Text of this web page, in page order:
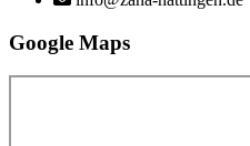
Google Maps